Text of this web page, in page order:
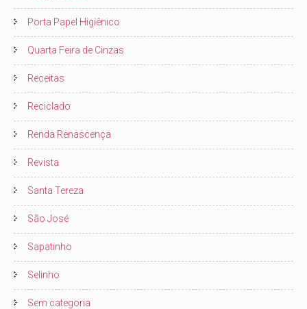
Porta Papel Higiênico
Quarta Feira de Cinzas
Receitas
Reciclado
Renda Renascença
Revista
Santa Tereza
São José
Sapatinho
Selinho
Sem categoria